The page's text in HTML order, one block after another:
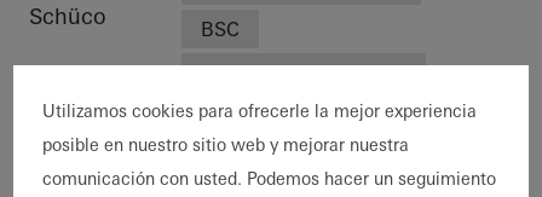
Schüco
BSC
TipTronic SimplySmart
FWS 35 PD.SI
Características
Obra nueva
Utilizamos cookies para ofrecerle la mejor experiencia
posible en nuestro sitio web y mejorar nuestra
comunicación con usted. Podemos hacer un seguimiento